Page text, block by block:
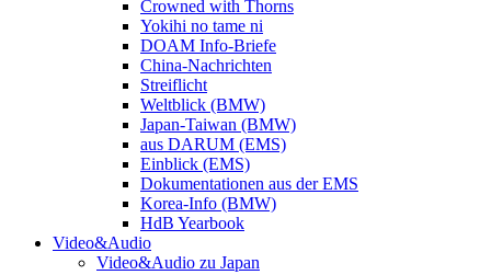
Crowned with Thorns
Yokihi no tame ni
DOAM Info-Briefe
China-Nachrichten
Streiflicht
Weltblick (BMW)
Japan-Taiwan (BMW)
aus DARUM (EMS)
Einblick (EMS)
Dokumentationen aus der EMS
Korea-Info (BMW)
HdB Yearbook
Video&Audio
Video&Audio zu Japan